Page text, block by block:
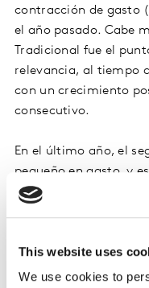
This website uses
We use cookies to
contracción de gasto
el año pasado. Cabe
Tradicional fue el
relevancia, al tiempo
con un crecimiento
consecutivo.
En el último año, el
pequeño en gasto, y
capitaliza esa
Consumo de